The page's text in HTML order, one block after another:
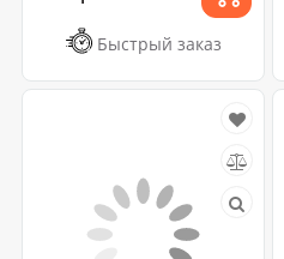
Быстрый заказ